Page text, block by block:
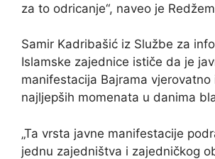
za to odricanje“, naveo je
Samir Kadribašić iz Službe za
Islamske zajednice ističe da je
manifestacija Bajrama vjerovatno
najljepših momenata u danima
„Ta vrsta javne manifestacije
jednu zajedništva i zajedničkog